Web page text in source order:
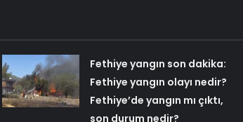
Fethiye yangın son dakika:
Fethiye yangın olayı nedir?
Fethiye’de yangın mı çıktı,
son durum nedir?